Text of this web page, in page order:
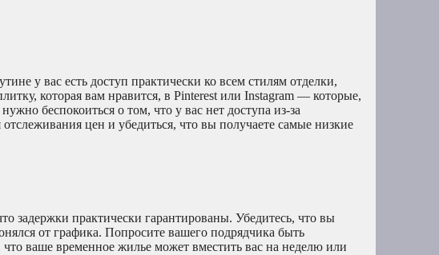
у вас есть доступ практически ко всем стилям отделки,
которая вам нравится, в Pinterest или Instagram — которые,
беспокоиться о том, что у вас нет доступа из-за
цен и убедиться, что вы получаете самые низкие
задержки практически гарантированы. Убедитесь, что вы
от графика. Попросите вашего подрядчика быть
ваше временное жилье может вместить вас на неделю или